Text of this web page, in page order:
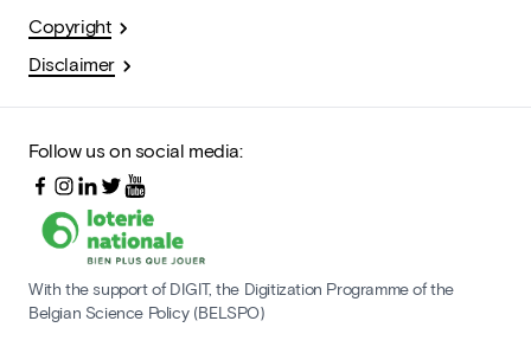
Copyright
Disclaimer
Follow us on social media:
With the support of DIGIT, the Digitization Programme of the
Belgian Science Policy (BELSPO)